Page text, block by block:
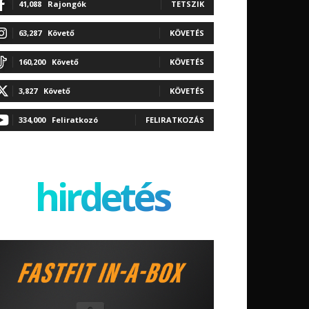
41,088 Rajongók TETSZIK
63,287 Követő KÖVETÉS
160,200 Követő KÖVETÉS
3,827 Követő KÖVETÉS
334,000 Feliratkozó FELIRATKOZÁS
hirdetés